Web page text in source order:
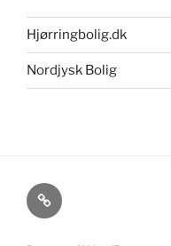
Hjørringbolig.dk
Nordjysk Bolig
Cookie-
og